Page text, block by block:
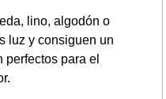
lino, algodón o
luz y consiguen un
para el